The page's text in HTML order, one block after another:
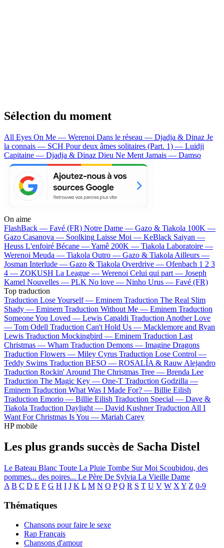
Sélection du moment
All Eyes On Me — Werenoi Dans le réseau — Djadja & Dinaz Je
la connais — SCH Pour deux âmes solitaires (Part. 1) — Luidji
Capitaine — Djadja & Dinaz Dieu Ne Ment Jamais — Damso
On aime
FlashBack — Favé (FR) Notre Dame — Gazo & Tiakola 100K —
Gazo Casanova — Soolking Laisse Moi — KeBlack Saiyan —
Heuss L'enfoiré Bécane —Yamê 200K — Tiakola Laboratoire —
Werenoi Meuda — Tiakola Outro — Gazo & Tiakola Ailleurs —
Josman Interlude — Gazo & Tiakola Overdrive — Ofenbach 1 2 3
4 — ZOKUSH La League — Werenoi Celui qui part — Joseph
Kamel Nouvelles — PLK No love — Ninho Urus — Favé (FR)
Top traduction
Traduction Lose Yourself — Eminem Traduction The Real Slim
Shady — Eminem Traduction Without Me — Eminem Traduction
Someone You Loved — Lewis Capaldi Traduction Another Love
— Tom Odell Traduction Can't Hold Us — Macklemore and Ryan
Lewis Traduction Mockingbird — Eminem Traduction Last
Christmas — Wham Traduction Demons — Imagine Dragons
Traduction Flowers — Miley Cyrus Traduction Lose Control —
Teddy Swims Traduction BESO — ROSALÍA & Rauw Alejandro
Traduction Rockin' Around The Christmas Tree — Brenda Lee
Traduction The Magic Key — One-T Traduction Godzilla —
Eminem Traduction What Was I Made For? — Billie Eilish
Traduction Emorio — Billie Eilish Traduction Special — Dave &
Tiakola Traduction Daylight — David Kushner Traduction All I
Want For Christmas Is You — Mariah Carey
HP mobile
Les plus grands succès de Sacha Distel
Le Bateau Blanc Toute La Pluie Tombe Sur Moi Scoubidou, des
pommes... des poires... Le Père De Sylvia La Vieille Dame
A B C D E F G H I J K L M N O P Q R S T U V W X Y Z 0-9
Thématiques
Chansons pour faire le sexe
Rap Français
Chansons d'amour